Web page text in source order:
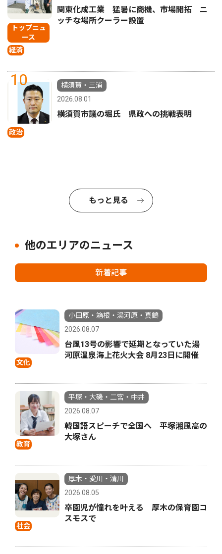
トップニュ
ース
経済
関東化成工業 猛暑に商機、市場開拓 ニ
ッチな場所クーラー設置
10
政治
横須賀・三浦
2026.08.01
横須賀市議の堀氏 県政への挑戦表明
もっと見る
他のエリアのニュース
新着記事
文化
小田原・箱根・湯河原・真鶴
2026.08.07
台風13号の影響で延期となっていた湯
河原温泉海上花火大会 8月23日に開催
教育
平塚・大磯・二宮・中井
2026.08.07
韓国語スピーチで全国へ 平塚湘風高の
大塚さん
社会
厚木・愛川・清川
2026.08.05
卒園児が憧れを叶える 厚木の保育園コ
スモスで